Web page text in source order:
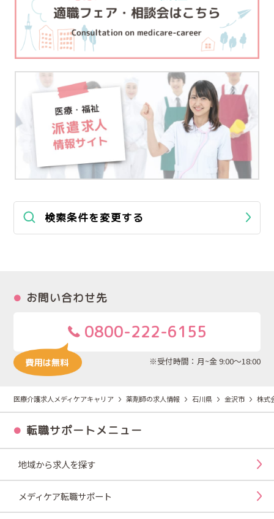
検索条件を変更する
お問い合わせ先
0800-222-6155
※受付時間：月~金 9:00～18:00
医療介護求人メディケアキャリア 薬剤師の求人情報 石川県 金沢市 株式
転職サポートメニュー
地域から求人を探す
メディケア転職サポート